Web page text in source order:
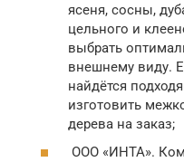
ясеня, сосны,
цельного и
выбрать
внешнему виду.
найдётся
изготовить
дерева на заказ;
ООО «ИНТА».